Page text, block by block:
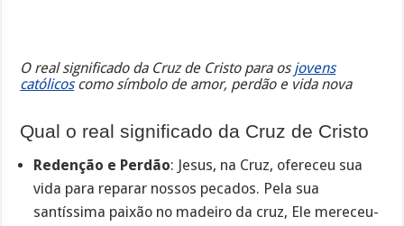
O real significado da Cruz de Cristo para os jovens
católicoscomo símbolo de amor, perdão e vida nova
Qual o real significado da Cruz de Cristo
Redenção e Perdão: Jesus, na Cruz, ofereceu sua
vida para reparar nossos pecados. Pela sua
santíssima paixão no madeiro da cruz, Ele mereceu-